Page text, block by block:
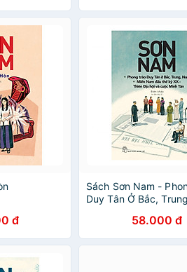
đ
Sách Sơn Nam -
Duy Tân Ở Bắc,
Thiên Địa Hội Và Cuộc
Tân
58.000 đ